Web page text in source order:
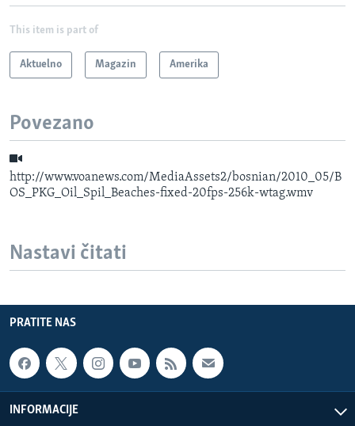
This item is part of
Aktuelno Magazin Amerika
Povezano
http://www.voanews.com/MediaAssets2/bosnian/2010_05/B
OS_PKG_Oil_Spil_Beaches-fixed-20fps-256k-wtag.wmv
Nastavi čitati
PRATITE NAS
INFORMACIJE